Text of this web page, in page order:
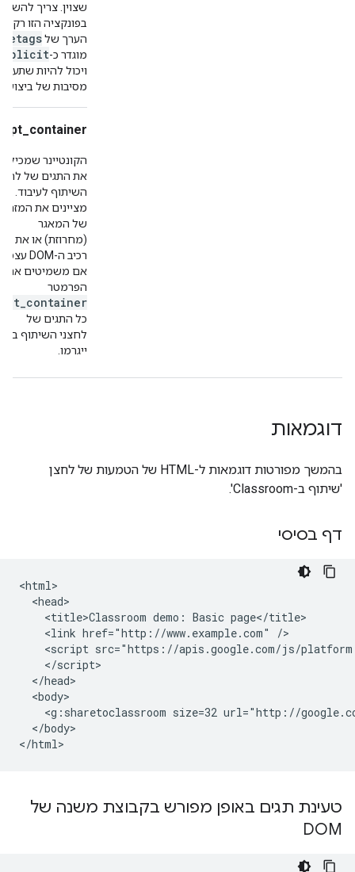
שצוין. צריך
בפונקציה הזו רק
הערך של
מוגדר כ-
ויכול להיות
מסיבות של
opt_container
הקונטיינר שמכיל
את התגים של
השיתוף לעיבוד.
מציינים את המזהה
של המאגר
(מחרוזת) או את
רכיב ה-DOM עצמו.
אם משמיטים את
הפרמטר
opt_container
כל התגים של
לחצני השיתוף בדף
ייגרמו.
דוגמאות
בהמשך מפורטות דוגמאות ל-HTML של הטמעות של לחצן
'שיתוף ב-Classroom'.
דף בסיסי
<html>
  <head>
    <title>Classroom demo: Basic page</title>
    <link href="http://www.example.com" />
<script src="https://apis.google.com/js/
    </script>
  </head>
  <body>
<g:sharetoclassroom size=32 url="http://
  </body>
טעינת תגים באופן מפורש בקבוצת משנה של
DOM